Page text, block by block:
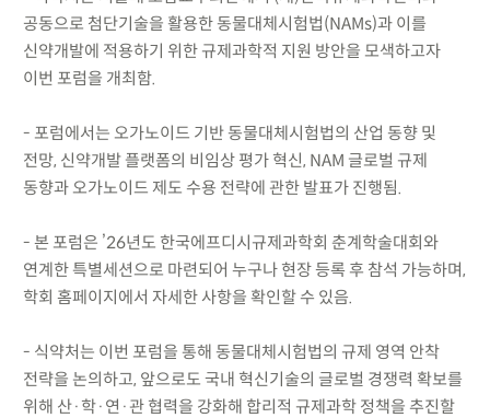
공동으로 첨단기술을 활용한 동물대체시험법(NAMs)과 이를
신약개발에 적용하기 위한 규제과학적 지원 방안을 모색하고자
이번 포럼을 개최함.
- 포럼에서는 오가노이드 기반 동물대체시험법의 산업 동향 및
전망, 신약개발 플랫폼의 비임상 평가 혁신, NAM 글로벌 규제
동향과 오가노이드 제도 수용 전략에 관한 발표가 진행됨.
- 본 포럼은 ’26년도 한국에프디시규제과학회 춘계학술대회와
연계한 특별세션으로 마련되어 누구나 현장 등록 후 참석 가능하며,
학회 홈페이지에서 자세한 사항을 확인할 수 있음.
- 식약처는 이번 포럼을 통해 동물대체시험법의 규제 영역 안착
전략을 논의하고, 앞으로도 국내 혁신기술의 글로벌 경쟁력 확보를
위해 산·학·연·관 협력을 강화해 합리적 규제과학 정책을 추진할